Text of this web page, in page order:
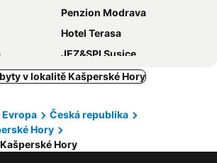
Penzion Modrava
Hotel Terasa
JEZ&SPI Susice
Hotel Rohanov
Hotel Churanov
Klostermannova chata
parku
v lokalitě Kašperské Hory
Evropa
Česká republika
Hory
Hory